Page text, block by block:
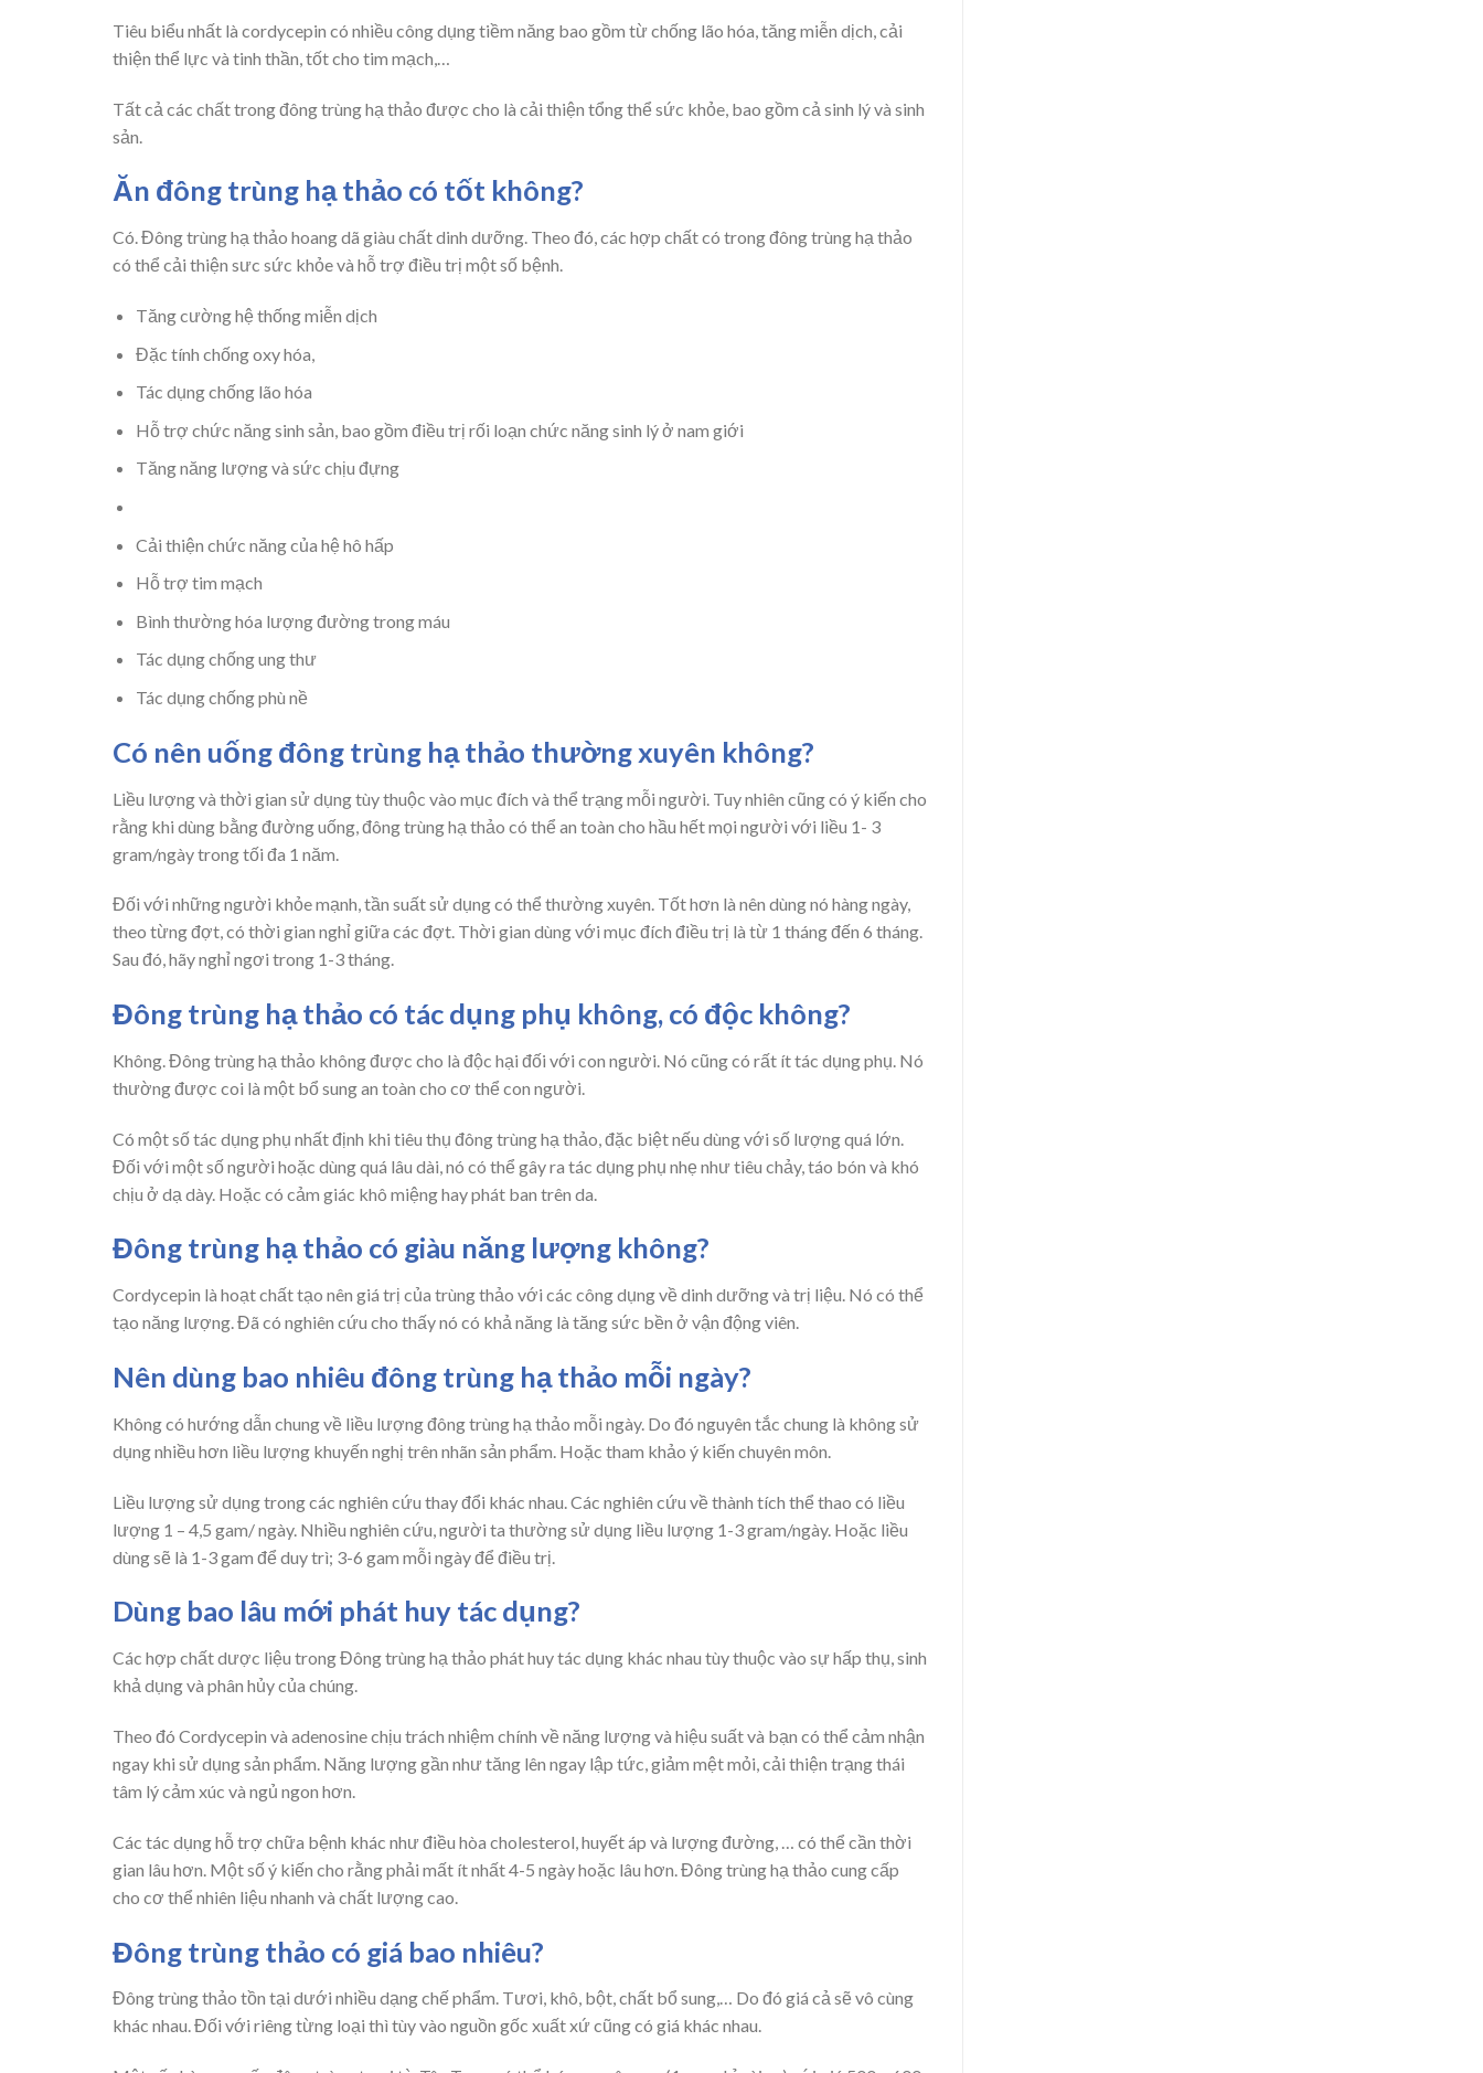
Tiêu biểu nhất là cordycepin có nhiều công dụng tiềm năng bao gồm từ chống lão hóa, tăng miễn dịch, cải
thiện thể lực và tinh thần, tốt cho tim mạch,…
Tất cả các chất trong đông trùng hạ thảo được cho là cải thiện tổng thể sức khỏe, bao gồm cả sinh lý và sinh
sản.
Ăn đông trùng hạ thảo có tốt không?
Có. Đông trùng hạ thảo hoang dã giàu chất dinh dưỡng. Theo đó, các hợp chất có trong đông trùng hạ thảo
có thể cải thiện sưc sức khỏe và hỗ trợ điều trị một số bệnh.
Tăng cường hệ thống miễn dịch
Đặc tính chống oxy hóa,
Tác dụng chống lão hóa
Hỗ trợ chức năng sinh sản, bao gồm điều trị rối loạn chức năng sinh lý ở nam giới
Tăng năng lượng và sức chịu đựng
Cải thiện chức năng của hệ hô hấp
Hỗ trợ tim mạch
Bình thường hóa lượng đường trong máu
Tác dụng chống ung thư
Tác dụng chống phù nề
Có nên uống đông trùng hạ thảo thường xuyên không?
Liều lượng và thời gian sử dụng tùy thuộc vào mục đích và thể trạng mỗi người. Tuy nhiên cũng có ý kiến cho
rằng khi dùng bằng đường uống, đông trùng hạ thảo có thể an toàn cho hầu hết mọi người với liều 1- 3
gram/ngày trong tối đa 1 năm.
Đối với những người khỏe mạnh, tần suất sử dụng có thể thường xuyên. Tốt hơn là nên dùng nó hàng ngày,
theo từng đợt, có thời gian nghỉ giữa các đợt. Thời gian dùng với mục đích điều trị là từ 1 tháng đến 6 tháng.
Sau đó, hãy nghỉ ngơi trong 1-3 tháng.
Đông trùng hạ thảo có tác dụng phụ không, có độc không?
Không. Đông trùng hạ thảo không được cho là độc hại đối với con người. Nó cũng có rất ít tác dụng phụ. Nó
thường được coi là một bổ sung an toàn cho cơ thể con người.
Có một số tác dụng phụ nhất định khi tiêu thụ đông trùng hạ thảo, đặc biệt nếu dùng với số lượng quá lớn.
Đối với một số người hoặc dùng quá lâu dài, nó có thể gây ra tác dụng phụ nhẹ như tiêu chảy, táo bón và khó
chịu ở dạ dày. Hoặc có cảm giác khô miệng hay phát ban trên da.
Đông trùng hạ thảo có giàu năng lượng không?
Cordycepin là hoạt chất tạo nên giá trị của trùng thảo với các công dụng về dinh dưỡng và trị liệu. Nó có thể
tạo năng lượng. Đã có nghiên cứu cho thấy nó có khả năng là tăng sức bền ở vận động viên.
Nên dùng bao nhiêu đông trùng hạ thảo mỗi ngày?
Không có hướng dẫn chung về liều lượng đông trùng hạ thảo mỗi ngày. Do đó nguyên tắc chung là không sử
dụng nhiều hơn liều lượng khuyến nghị trên nhãn sản phẩm. Hoặc tham khảo ý kiến chuyên môn.
Liều lượng sử dụng trong các nghiên cứu thay đổi khác nhau. Các nghiên cứu về thành tích thể thao có liều
lượng 1 – 4,5 gam/ ngày. Nhiều nghiên cứu, người ta thường sử dụng liều lượng 1-3 gram/ngày. Hoặc liều
dùng sẽ là 1-3 gam để duy trì; 3-6 gam mỗi ngày để điều trị.
Dùng bao lâu mới phát huy tác dụng?
Các hợp chất dược liệu trong Đông trùng hạ thảo phát huy tác dụng khác nhau tùy thuộc vào sự hấp thụ, sinh
khả dụng và phân hủy của chúng.
Theo đó Cordycepin và adenosine chịu trách nhiệm chính về năng lượng và hiệu suất và bạn có thể cảm nhận
ngay khi sử dụng sản phẩm. Năng lượng gần như tăng lên ngay lập tức, giảm mệt mỏi, cải thiện trạng thái
tâm lý cảm xúc và ngủ ngon hơn.
Các tác dụng hỗ trợ chữa bệnh khác như điều hòa cholesterol, huyết áp và lượng đường, … có thể cần thời
gian lâu hơn. Một số ý kiến cho rằng phải mất ít nhất 4-5 ngày hoặc lâu hơn. Đông trùng hạ thảo cung cấp
cho cơ thể nhiên liệu nhanh và chất lượng cao.
Đông trùng thảo có giá bao nhiêu?
Đông trùng thảo tồn tại dưới nhiều dạng chế phẩm. Tươi, khô, bột, chất bổ sung,… Do đó giá cả sẽ vô cùng
khác nhau. Đối với riêng từng loại thì tùy vào nguồn gốc xuất xứ cũng có giá khác nhau.